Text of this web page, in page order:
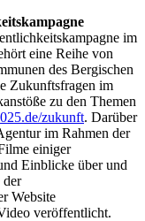
im
eine Reihe von
des Bergischen
Zukunftsfragen im
zu den Themen
zukunft. Darüber
im Rahmen der
einiger
Einblicke über und
der
Website
veröffentlicht.